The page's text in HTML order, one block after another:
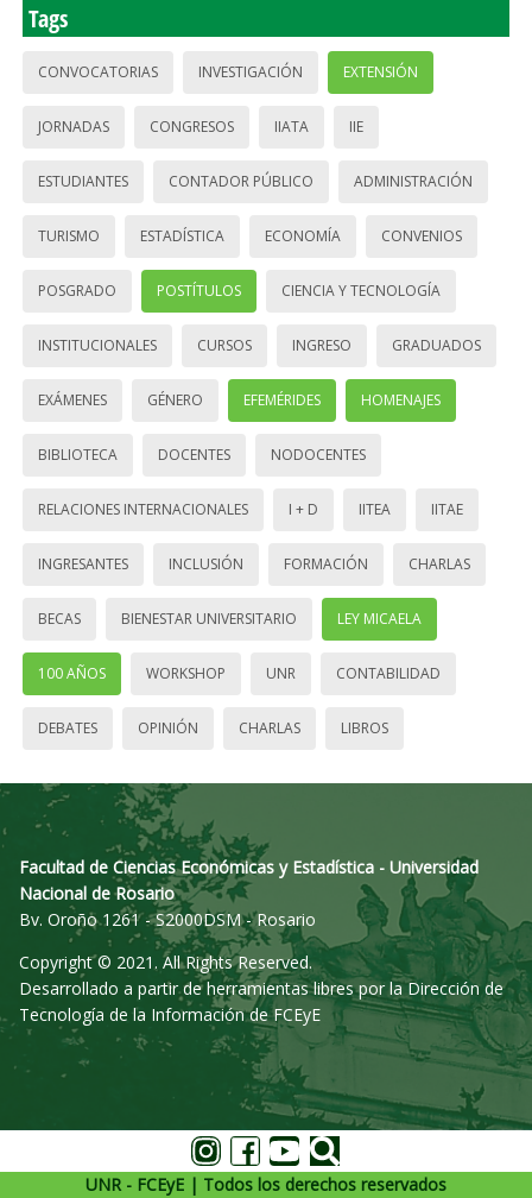
Tags
CONVOCATORIAS INVESTIGACIÓN EXTENSIÓN
JORNADAS CONGRESOS IIATA IIE
ESTUDIANTES CONTADOR PÚBLICO ADMINISTRACIÓN
TURISMO ESTADÍSTICA ECONOMÍA CONVENIOS
POSGRADO POSTÍTULOS CIENCIA Y TECNOLOGÍA
INSTITUCIONALES CURSOS INGRESO GRADUADOS
EXÁMENES GÉNERO EFEMÉRIDES HOMENAJES
BIBLIOTECA DOCENTES NODOCENTES
RELACIONES INTERNACIONALES I + D IITEA IITAE
INGRESANTES INCLUSIÓN FORMACIÓN CHARLAS
BECAS BIENESTAR UNIVERSITARIO LEY MICAELA
100 AÑOS WORKSHOP UNR CONTABILIDAD
DEBATES OPINIÓN CHARLAS LIBROS
Facultad de Ciencias Económicas y Estadística - Universidad
Nacional de Rosario
Bv. Oroño 1261 - S2000DSM - Rosario
Copyright © 2021. All Rights Reserved.
Desarrollado a partir de herramientas libres por la Dirección de
Tecnología de la Información de FCEyE
UNR - FCEyE | Todos los derechos reservados